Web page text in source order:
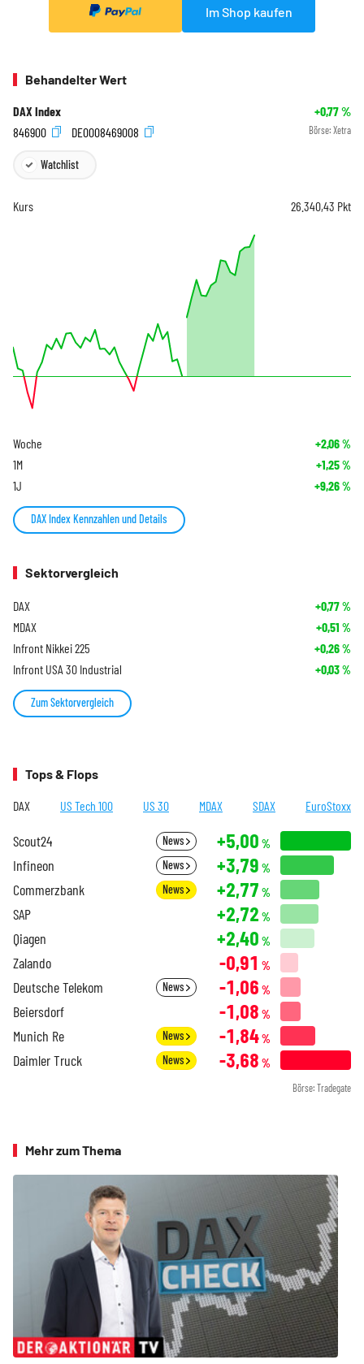
Im Shop kaufen
Behandelter Wert
DAX Index +0,77%
846900
DE0008469008 Börse: Xetra
Watchlist
Kurs 26.340,43 Pkt
Woche +2,06%
1M +1,25%
1J +9,26%
DAX Index Kennzahlen und Details
Sektorvergleich
DAX +0,77%
MDAX +0,51 %
Infront Nikkei 225 +0,26%
Infront USA 30 Industrial +0,03%
Zum Sektorvergleich
Tops & Flops
DAX US Tech 100 US 30 MDAX SDAX EuroStoxx
Scout24 News +5,00 %
Infineon News +3,79 %
Commerzbank News +2,77 %
SAP +2,72 %
Qiagen +2,40 %
Zalando -0,91 %
Deutsche Telekom News -1,06 %
Beiersdorf -1,08 %
Munich Re News -1,84%
Daimler Truck News -3,68 %
Börse: Tradegate
Mehr zum Thema